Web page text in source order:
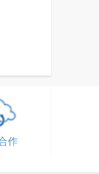
作